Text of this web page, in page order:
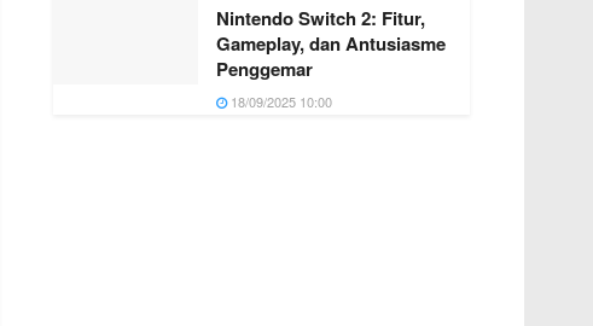
Nintendo Switch 2: Fitur,
Gameplay, dan Antusiasme
Penggemar
18/09/2025 10:00